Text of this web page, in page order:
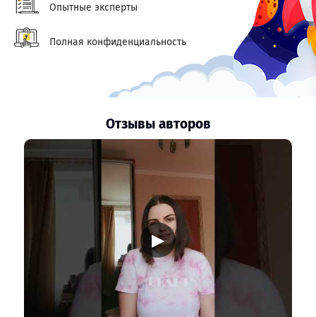
Опытные эксперты
Полная конфиденциальность
Отзывы авторов
▶